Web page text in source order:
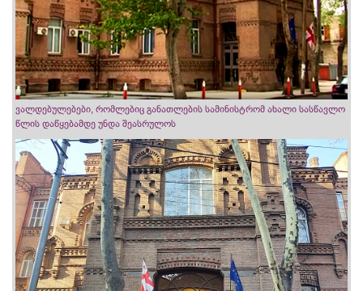
ვალდებულებები, რომლებიც განათლების სამინისტრომ ახალი სასწავლო
წლის დაწყებამდე უნდა შეასრულოს